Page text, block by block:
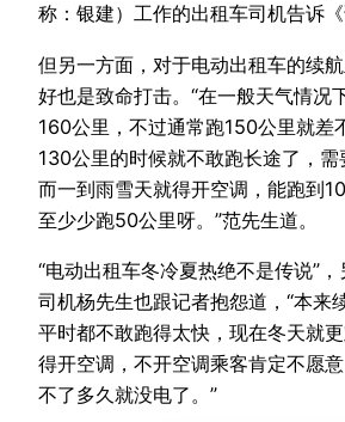
称：银建）工作的出租车司机告诉《
但另一方面，对于电动出租车的续
好也是致命打击。“在一般天气情况
160公里，不过通常跑150公里就差
130公里的时候就不敢跑长途了，需
而一到雨雪天就得开空调，能跑到
至少少跑50公里呀。”范先生道。
“电动出租车冬冷夏热绝不是传说”
司机杨先生也跟记者抱怨道，“本来
平时都不敢跑得太快，现在冬天就
得开空调，不开空调乘客肯定不愿
不了多久就没电了。”